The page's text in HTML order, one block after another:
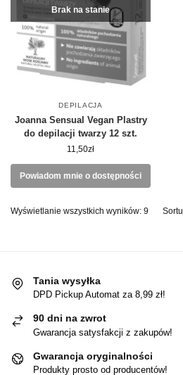
Brak na stanie
DEPILACJA
Joanna Sensual Vegan Plastry
do depilacji twarzy 12 szt.
11,50zł
Powiadom mnie o dostępności
Wyświetlanie wszystkich wyników: 9
Tania wysyłka
DPD Pickup Automat za 8,99 zł!
90 dni na zwrot
Gwarancja satysfakcji z zakupów!
Gwarancja oryginalności
Produkty prosto od producentów!